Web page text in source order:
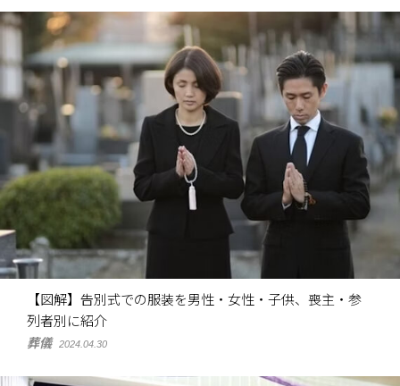
【図解】告別式での服装を男性・女性・子供、喪主・参
列者別に紹介
葬儀 2024.04.30